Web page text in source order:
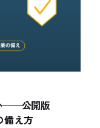
——公開版
備え方